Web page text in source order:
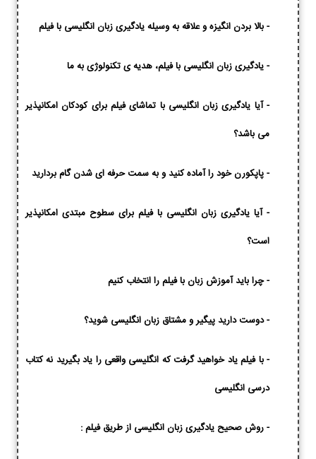
-بالا بردن انگیزه و علاقه به وسیله یادگیری زبان انگلیسی با فیلم
-یادگیری زبان انگلیسی با فیلم، هدیه ی تکنولوژی به ما
-آیا یادگیری زبان انگلیسی با تماشای فیلم برای کودکان امکانپذیر
می باشد؟
-پاپکورن خود را آماده کنید و به سمت حرفه ای شدن گام بردارید
-آیا یادگیری زبان انگلیسی با فیلم برای سطوح مبتدی امکانپذیر
است؟
-چرا باید آموزش زبان با فیلم را انتخاب کنیم
-دوست دارید پیگیر و مشتاق زبان انگلیسی شوید؟
-با فیلم یاد خواهید گرفت که انگلیسی واقعی را یاد بگیرید نه کتاب
درسی انگلیسی
-روش صحیح یادگیری زبان انگلیسی از طریق فیلم :